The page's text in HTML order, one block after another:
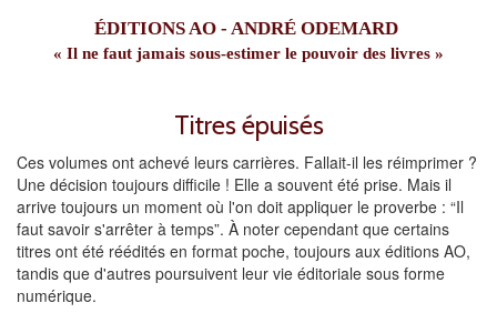
ÉDITIONS AO - ANDRÉ ODEMARD
« Il ne faut jamais sous-estimer le pouvoir des livres »
Titres épuisés
Ces volumes ont achevé leurs carrières. Fallait-il les réimprimer ?
Une décision toujours difficile ! Elle a souvent été prise. Mais il
arrive toujours un moment où l'on doit appliquer le proverbe : “Il
faut savoir s'arrêter à temps”. À noter cependant que certains
titres ont été réédités en format poche, toujours aux éditions AO,
tandis que d'autres poursuivent leur vie éditoriale sous forme
numérique.